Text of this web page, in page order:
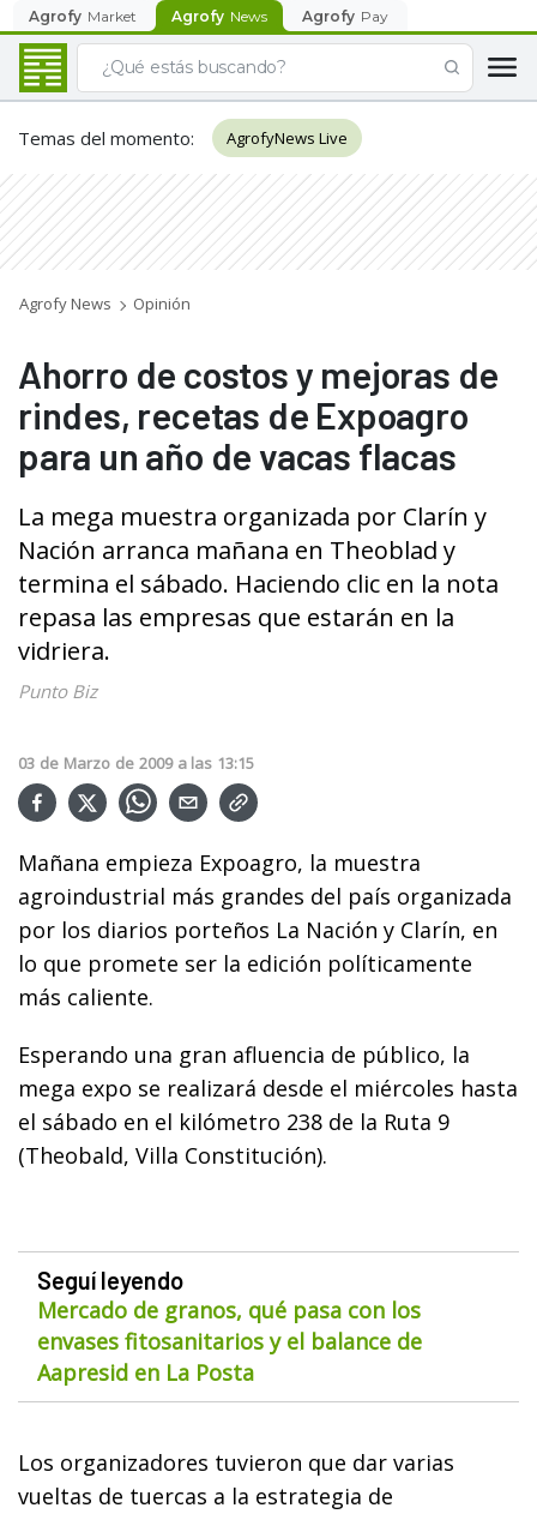
Agrofy Market Agrofy News Agrofy Pay
Temas del momento: AgrofyNews Live
Agrofy News Opinión
Ahorro de costos y mejoras de
rindes, recetas de Expoagro
para un año de vacas flacas
La mega muestra organizada por Clarín y
Nación arranca mañana en Theoblad y
termina el sábado. Haciendo clic en la nota
repasa las empresas que estarán en la
vidriera.
Punto Biz
03 de Marzo de 2009 a las 13:15
Mañana empieza Expoagro, la muestra
agroindustrial más grandes del país organizada
por los diarios porteños La Nación y Clarín, en
lo que promete ser la edición políticamente
más caliente.
Esperando una gran afluencia de público, la
mega expo se realizará desde el miércoles hasta
el sábado en el kilómetro 238 de la Ruta 9
(Theobald, Villa Constitución).
Seguí leyendo
Mercado de granos, qué pasa con los
envases fitosanitarios y el balance de
Aapresid en La Posta
Los organizadores tuvieron que dar varias
vueltas de tuercas a la estrategia de